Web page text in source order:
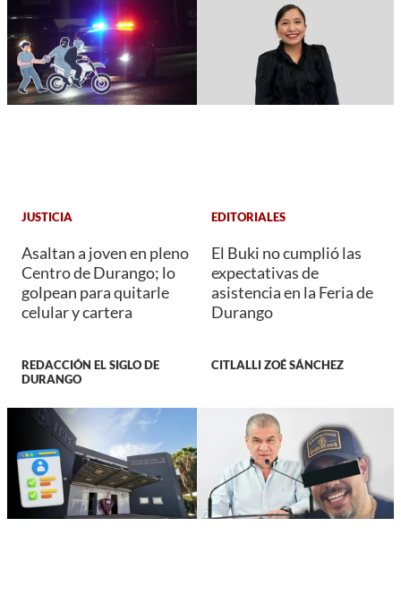
JUSTICIA
Asaltan a joven en pleno
Centro de Durango; lo
golpean para quitarle
celular y cartera
REDACCIÓN EL SIGLO DE
DURANGO
EDITORIALES
El Buki no cumplió las
expectativas de
asistencia en la Feria de
Durango
CITLALLI ZOÉ SÁNCHEZ